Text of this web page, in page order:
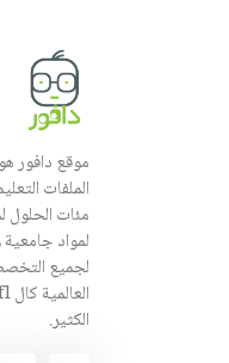
موقع دافور
الملفات
مئات الحلول
لمواد
لجميع
الكثير.